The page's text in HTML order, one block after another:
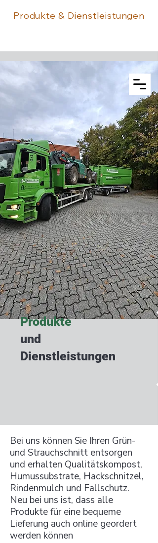
Produkte & Dienstleistungen
Onlineshop
Produkte
und
Dienstleistungen
Bei uns können Sie Ihren Grün-
und Strauchschnitt entsorgen
und erhalten Qualitätskompost,
Humussubstrate, Hackschnitzel,
Rindenmulch und Fallschutz.
Neu bei uns ist, dass alle
Produkte für eine bequeme
Lieferung auch online geordert
werden können